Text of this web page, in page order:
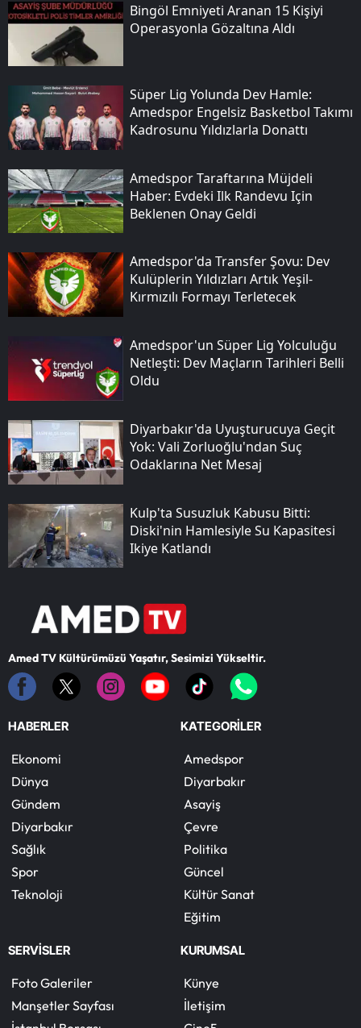
Bingöl Emniyeti Aranan 15 Kişiyi
Operasyonla Gözaltına Aldı
Süper Lig Yolunda Dev Hamle:
Amedspor Engelsiz Basketbol Takımı
Kadrosunu Yıldızlarla Donattı
Amedspor Taraftarına Müjdeli
Haber: Evdeki Ilk Randevu Için
Beklenen Onay Geldi
Amedspor'da Transfer Şovu: Dev
Kulüplerin Yıldızları Artık Yeşil-
Kırmızılı Formayı Terletecek
Amedspor'un Süper Lig Yolculuğu
Netleşti: Dev Maçların Tarihleri Belli
Oldu
Diyarbakır'da Uyuşturucuya Geçit
Yok: Vali Zorluoğlu'ndan Suç
Odaklarına Net Mesaj
Kulp'ta Susuzluk Kabusu Bitti:
Di̇ski̇'nin Hamlesiyle Su Kapasitesi
Ikiye Katlandı
Amed TV Kültürümüzü Yaşatır, Sesimizi Yükseltir.
HABERLER
Ekonomi
Dünya
Gündem
Diyarbakır
Sağlık
Spor
Teknoloji
KATEGORİLER
Amedspor
Diyarbakır
Asayiş
Çevre
Politika
Güncel
Kültür Sanat
Eğitim
SERVİSLER
Foto Galeriler
Manşetler Sayfası
KURUMSAL
Künye
İletişim